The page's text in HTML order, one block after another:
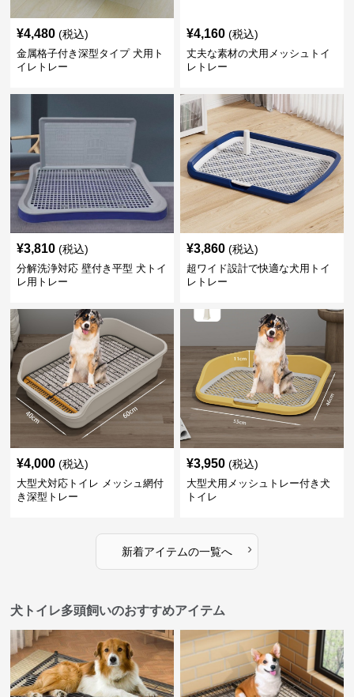
¥4,480 (税込)
金属格子付き深型タイプ 犬用ト
イレトレー
¥4,160 (税込)
丈夫な素材の犬用メッシュトイ
レトレー
¥3,810 (税込)
分解洗浄対応 壁付き平型 犬トイ
レ用トレー
¥3,860 (税込)
超ワイド設計で快適な犬用トイ
レトレー
¥4,000 (税込)
大型犬対応トイレ メッシュ網付
き深型トレー
¥3,950 (税込)
大型犬用メッシュトレー付き犬
トイレ
新着アイテムの一覧へ ›
犬トイレ多頭飼いのおすすめアイテム